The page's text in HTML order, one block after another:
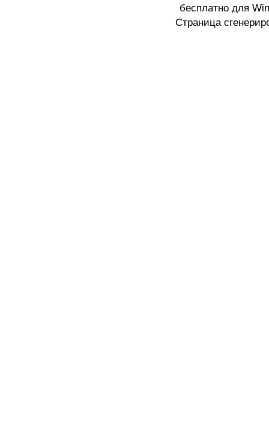
бесплатно для
Страница